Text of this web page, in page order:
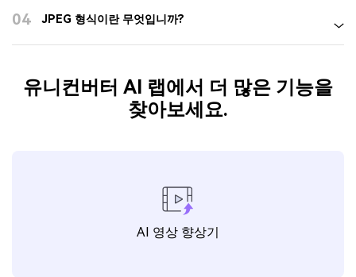
04 JPEG 형식이란 무엇입니까?
유니컨버터 AI 랩에서 더 많은 기능을
찾아보세요.
AI 영상 향상기